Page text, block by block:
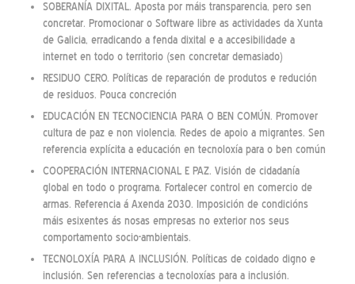
SOBERANÍA DIXITAL. Aposta por máis transparencia, pero sen
concretar. Promocionar o Software libre as actividades da Xunta
de Galicia, erradicando a fenda dixital e a accesibilidade a
internet en todo o territorio (sen concretar demasiado)
RESIDUO CERO. Políticas de reparación de produtos e redución
de residuos. Pouca concreción
EDUCACIÓN EN TECNOCIENCIA PARA O BEN COMÚN. Promover
cultura de paz e non violencia. Redes de apoio a migrantes. Sen
referencia explícita a educación en tecnoloxía para o ben común
COOPERACIÓN INTERNACIONAL E PAZ. Visión de cidadanía
global en todo o programa. Fortalecer control en comercio de
armas. Referencia á Axenda 2030. Imposición de condicións
máis esixentes ás nosas empresas no exterior nos seus
comportamento socio-ambientais.
TECNOLOXÍA PARA A INCLUSIÓN. Políticas de coidado digno e
inclusión. Sen referencias a tecnoloxías para a inclusión.